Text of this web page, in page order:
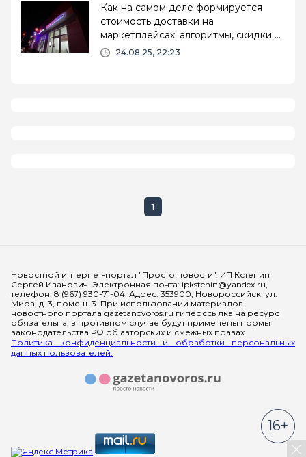
Как на самом деле формируется
стоимость доставки на
маркетплейсах: алгоритмы, скидки и
скрытые правила
24.08.25, 22:23
1
Новостной интернет-портал "Просто новости". ИП Кстенин
Сергей Иванович. Электронная почта: ipkstenin@yandex.ru,
телефон: 8 (967) 930-71-04. Адрес: 353900, Новороссийск, ул.
Мира, д. 3, помещ. 3. При использовании материалов
новостного портала gazetanovoros.ru гиперссылка на ресурс
обязательна, в противном случае будут применены нормы
законодательства РФ об авторских и смежных правах.
Политика конфиденциальности и обработки персональных
данных пользователей.
16+